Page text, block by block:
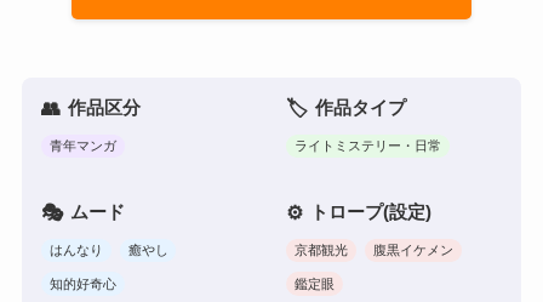
作品区分
青年マンガ
作品タイプ
ライトミステリー・日常
ムード
はんなり 癒やし
知的好奇心
トロープ(設定)
京都観光 腹黒イケメン
鑑定眼